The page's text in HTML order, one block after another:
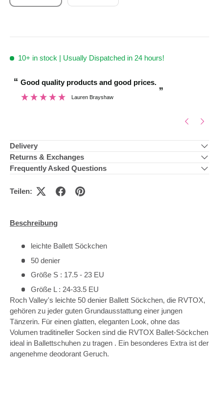
10+ in stock | Usually Dispatched in 24 hours!
“
”
Good quality products and good prices.
Lauren Brayshaw
Delivery
Returns & Exchanges
Frequently Asked Questions
Teilen:
Beschreibung
leichte Ballett Söckchen
50 denier
Größe S : 17.5 - 23 EU
Größe L : 24-33.5 EU
Roch Valley's leichte 50 denier Ballett Söckchen, die RVTOX,
gehören zu jeder guten Grundausstattung einer jungen
Tänzerin. Für einen glatten, eleganten Look, ohne das
Volumen traditineller Socken sind die RVTOX Ballet-Söckchen
ideal in Ballettschuhen zu tragen . Ein besonderes Extra ist der
angenehme deodorant Geruch.